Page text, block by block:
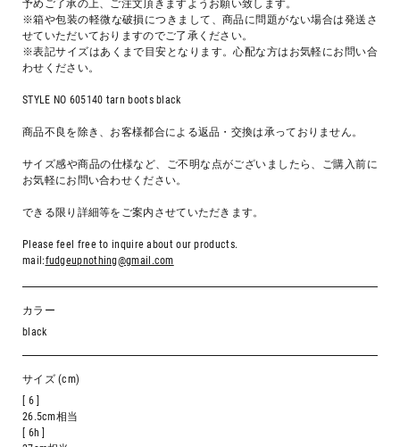
予めご了承の上、ご注文頂きますようお願い致します。
※箱や包装の軽微な破損につきまして、商品に問題がない場合は発送さ
せていただいておりますのでご了承ください。
※表記サイズはあくまで目安となります。心配な方はお気軽にお問い合
わせください。
STYLE NO 605140 tarn boots black
商品不良を除き、お客様都合による返品・交換は承っておりません。
サイズ感や商品の仕様など、ご不明な点がございましたら、ご購入前に
お気軽にお問い合わせください。
できる限り詳細等をご案内させていただきます。
Please feel free to inquire about our products.
mail:fudgeupnothing@gmail.com
カラー
black
サイズ (cm)
[ 6 ]
26.5cm相当
[ 6h ]